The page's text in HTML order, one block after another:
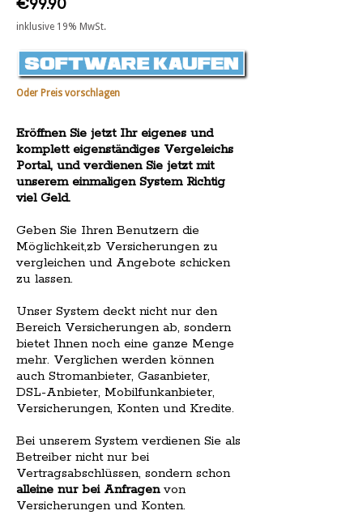
€99.90
inklusive 19% MwSt.
Oder Preis vorschlagen
Eröffnen Sie jetzt Ihr eigenes und
komplett eigenständiges Vergeleichs
Portal, und verdienen Sie jetzt mit
unserem einmaligen System Richtig
viel Geld.
Geben Sie Ihren Benutzern die
Möglichkeit,zb Versicherungen zu
vergleichen und Angebote schicken
zu lassen.
Unser System deckt nicht nur den
Bereich Versicherungen ab, sondern
bietet Ihnen noch eine ganze Menge
mehr. Verglichen werden können
auch Stromanbieter, Gasanbieter,
DSL-Anbieter, Mobilfunkanbieter,
Versicherungen, Konten und Kredite.
Bei unserem System verdienen Sie als
Betreiber nicht nur bei
Vertragsabschlüssen, sondern schon
alleine nur bei Anfragenvon
Versicherungen und Konten.